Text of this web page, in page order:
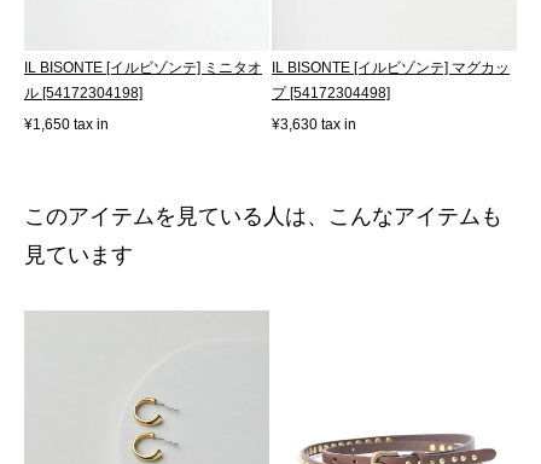
IL BISONTE [イルビゾンテ] ミニタオ
ル [54172304198]
¥1,650 tax in
IL BISONTE [イルビゾンテ] マグカッ
プ [54172304498]
¥3,630 tax in
このアイテムを見ている人は、こんなアイテムも
見ています